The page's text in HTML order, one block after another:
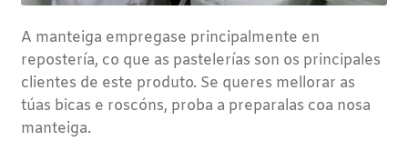
A manteiga empregase principalmente en
repostería, co que as pastelerías son os principales
clientes de este produto. Se queres mellorar as
túas bicas e roscóns, proba a preparalas coa nosa
manteiga.